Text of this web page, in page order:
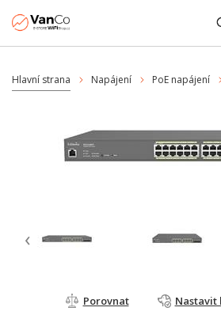
Hlavní strana Napájení PoE napájení
‹
Porovnat Nastavit